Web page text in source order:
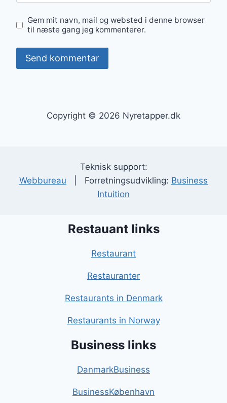
Gem mit navn, mail og websted i denne browser
til næste gang jeg kommenterer.
Copyright © 2026 Nyretapper.dk
Teknisk support:
Webbureau | Forretningsudvikling: Business
Intuition
Restauant links
Restaurant
Restauranter
Restaurants in Denmark
Restaurants in Norway
Business links
DanmarkBusiness
BusinessKøbenhavn